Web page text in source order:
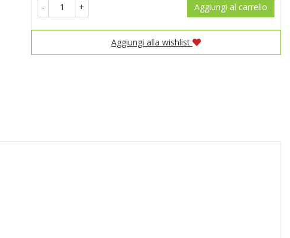
- + Aggiungi al carrello
Aggiungi alla wishlist